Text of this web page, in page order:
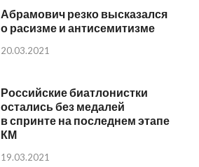
Абрамович резко высказался
о расизме и антисемитизме
20.03.2021
Российские биатлонистки
остались без медалей
в спринте на последнем этапе
КМ
19.03.2021